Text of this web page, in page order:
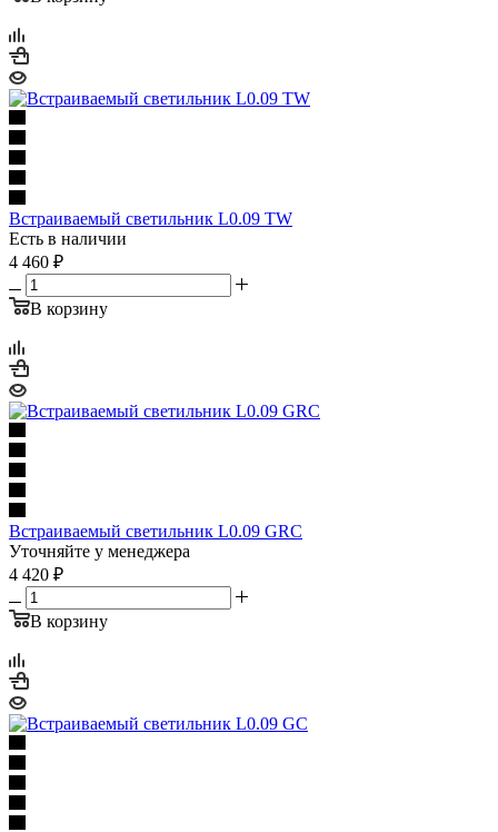
Встраиваемый светильник L0.09 TW
Есть в наличии
4 460 ₽
В корзину
Встраиваемый светильник L0.09 GRC
Уточняйте у менеджера
4 420 ₽
В корзину